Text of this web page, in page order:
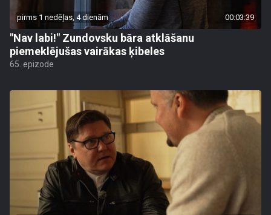
pirms 1 nedēļas, 4 dienām 00:03:39
"Nav labi!" Zundovsku bāra atklāšanu
piemeklējušas vairākas ķibeles
65. epizode